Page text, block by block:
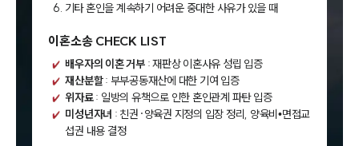
6. 기타 혼인을 계속하기 어려운 중대한 사유가 있을 때
이혼소송 CHECK LIST
배우자의 이혼 거부: 재판상 이혼사유 성립 입증
재산분할: 부부공동재산에 대한 기여 입증
위자료: 일방의 유책으로 인한 혼인관계 파탄 입증
미성년자녀 : 친권·양육권 지정의 입장 정리, 양육비•면접교
섭권 내용 결정